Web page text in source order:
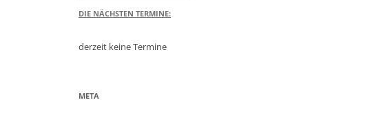
DIE NÄCHSTEN TERMINE:
derzeit keine Termine
META